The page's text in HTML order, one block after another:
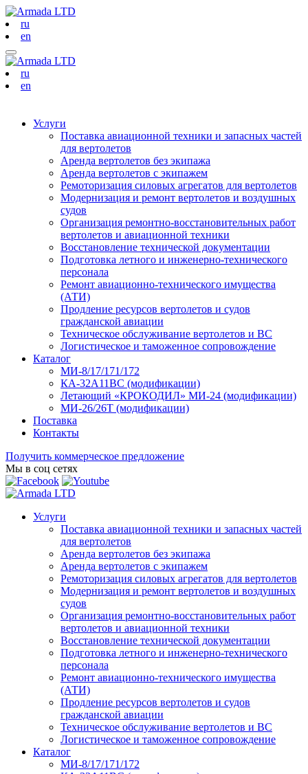
ru
en
ru
en
Услуги
Поставка авиационной техники и запасных частей
для вертолетов
Аренда вертолетов без экипажа
Аренда вертолетов с экипажем
Ремоторизация силовых агрегатов для вертолетов
Модернизация и ремонт вертолетов и воздушных
судов
Организация ремонтно-восстановительных работ
вертолетов и авиационной техники
Восстановление технической документации
Подготовка летного и инженерно-технического
персонала
Ремонт авиационно-технического имущества
(АТИ)
Продление ресурсов вертолетов и судов
гражданской авиации
Техническое обслуживание вертолетов и ВС
Логистическое и таможенное сопровождение
Каталог
МИ-8/17/171/172
КА-32А11ВС (модификации)
Летающий «КРОКОДИЛ» МИ-24 (модификации)
МИ-26/26Т (модификации)
Поставка
Контакты
Получить коммерческое предложение
Мы в соц сетях
Услуги
Поставка авиационной техники и запасных частей
для вертолетов
Аренда вертолетов без экипажа
Аренда вертолетов с экипажем
Ремоторизация силовых агрегатов для вертолетов
Модернизация и ремонт вертолетов и воздушных
судов
Организация ремонтно-восстановительных работ
вертолетов и авиационной техники
Восстановление технической документации
Подготовка летного и инженерно-технического
персонала
Ремонт авиационно-технического имущества
(АТИ)
Продление ресурсов вертолетов и судов
гражданской авиации
Техническое обслуживание вертолетов и ВС
Логистическое и таможенное сопровождение
Каталог
МИ-8/17/171/172